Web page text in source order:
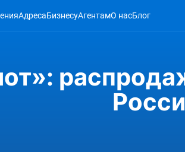
АдресаБизнесуАгентамО насБлог